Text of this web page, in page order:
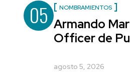
05 NOMBRAMIENTOS
Armando
Officer de
agosto 5, 2026